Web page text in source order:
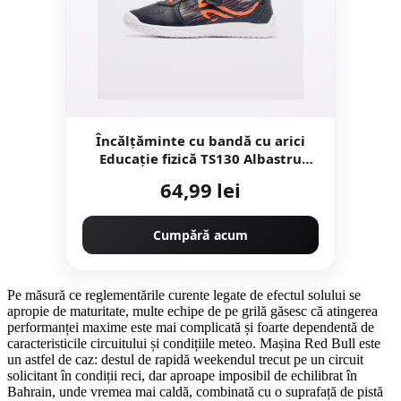
Încălțăminte cu bandă cu arici
Educație fizică TS130 Albastru
64,99 lei
Cumpără acum
Pe măsură ce reglementările curente legate de efectul solului se
apropie de maturitate, multe echipe de pe grilă găsesc că atingerea
performanței maxime este mai complicată și foarte dependentă de
caracteristicile circuitului și condițiile meteo. Mașina Red Bull este
un astfel de caz: destul de rapidă weekendul trecut pe un circuit
solicitant în condiții reci, dar aproape imposibil de echilibrat în
Bahrain, unde vremea mai caldă, combinată cu o suprafață de pistă